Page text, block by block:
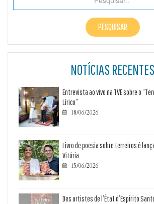
NOTÍCIAS RECENTES
Entrevista ao vivo na TVE sobre o
Lírico”
 18/06/2026
Livro de poesia sobre terreiros é
Vitória
 15/06/2026
Des artistes de l’État d’Espírito